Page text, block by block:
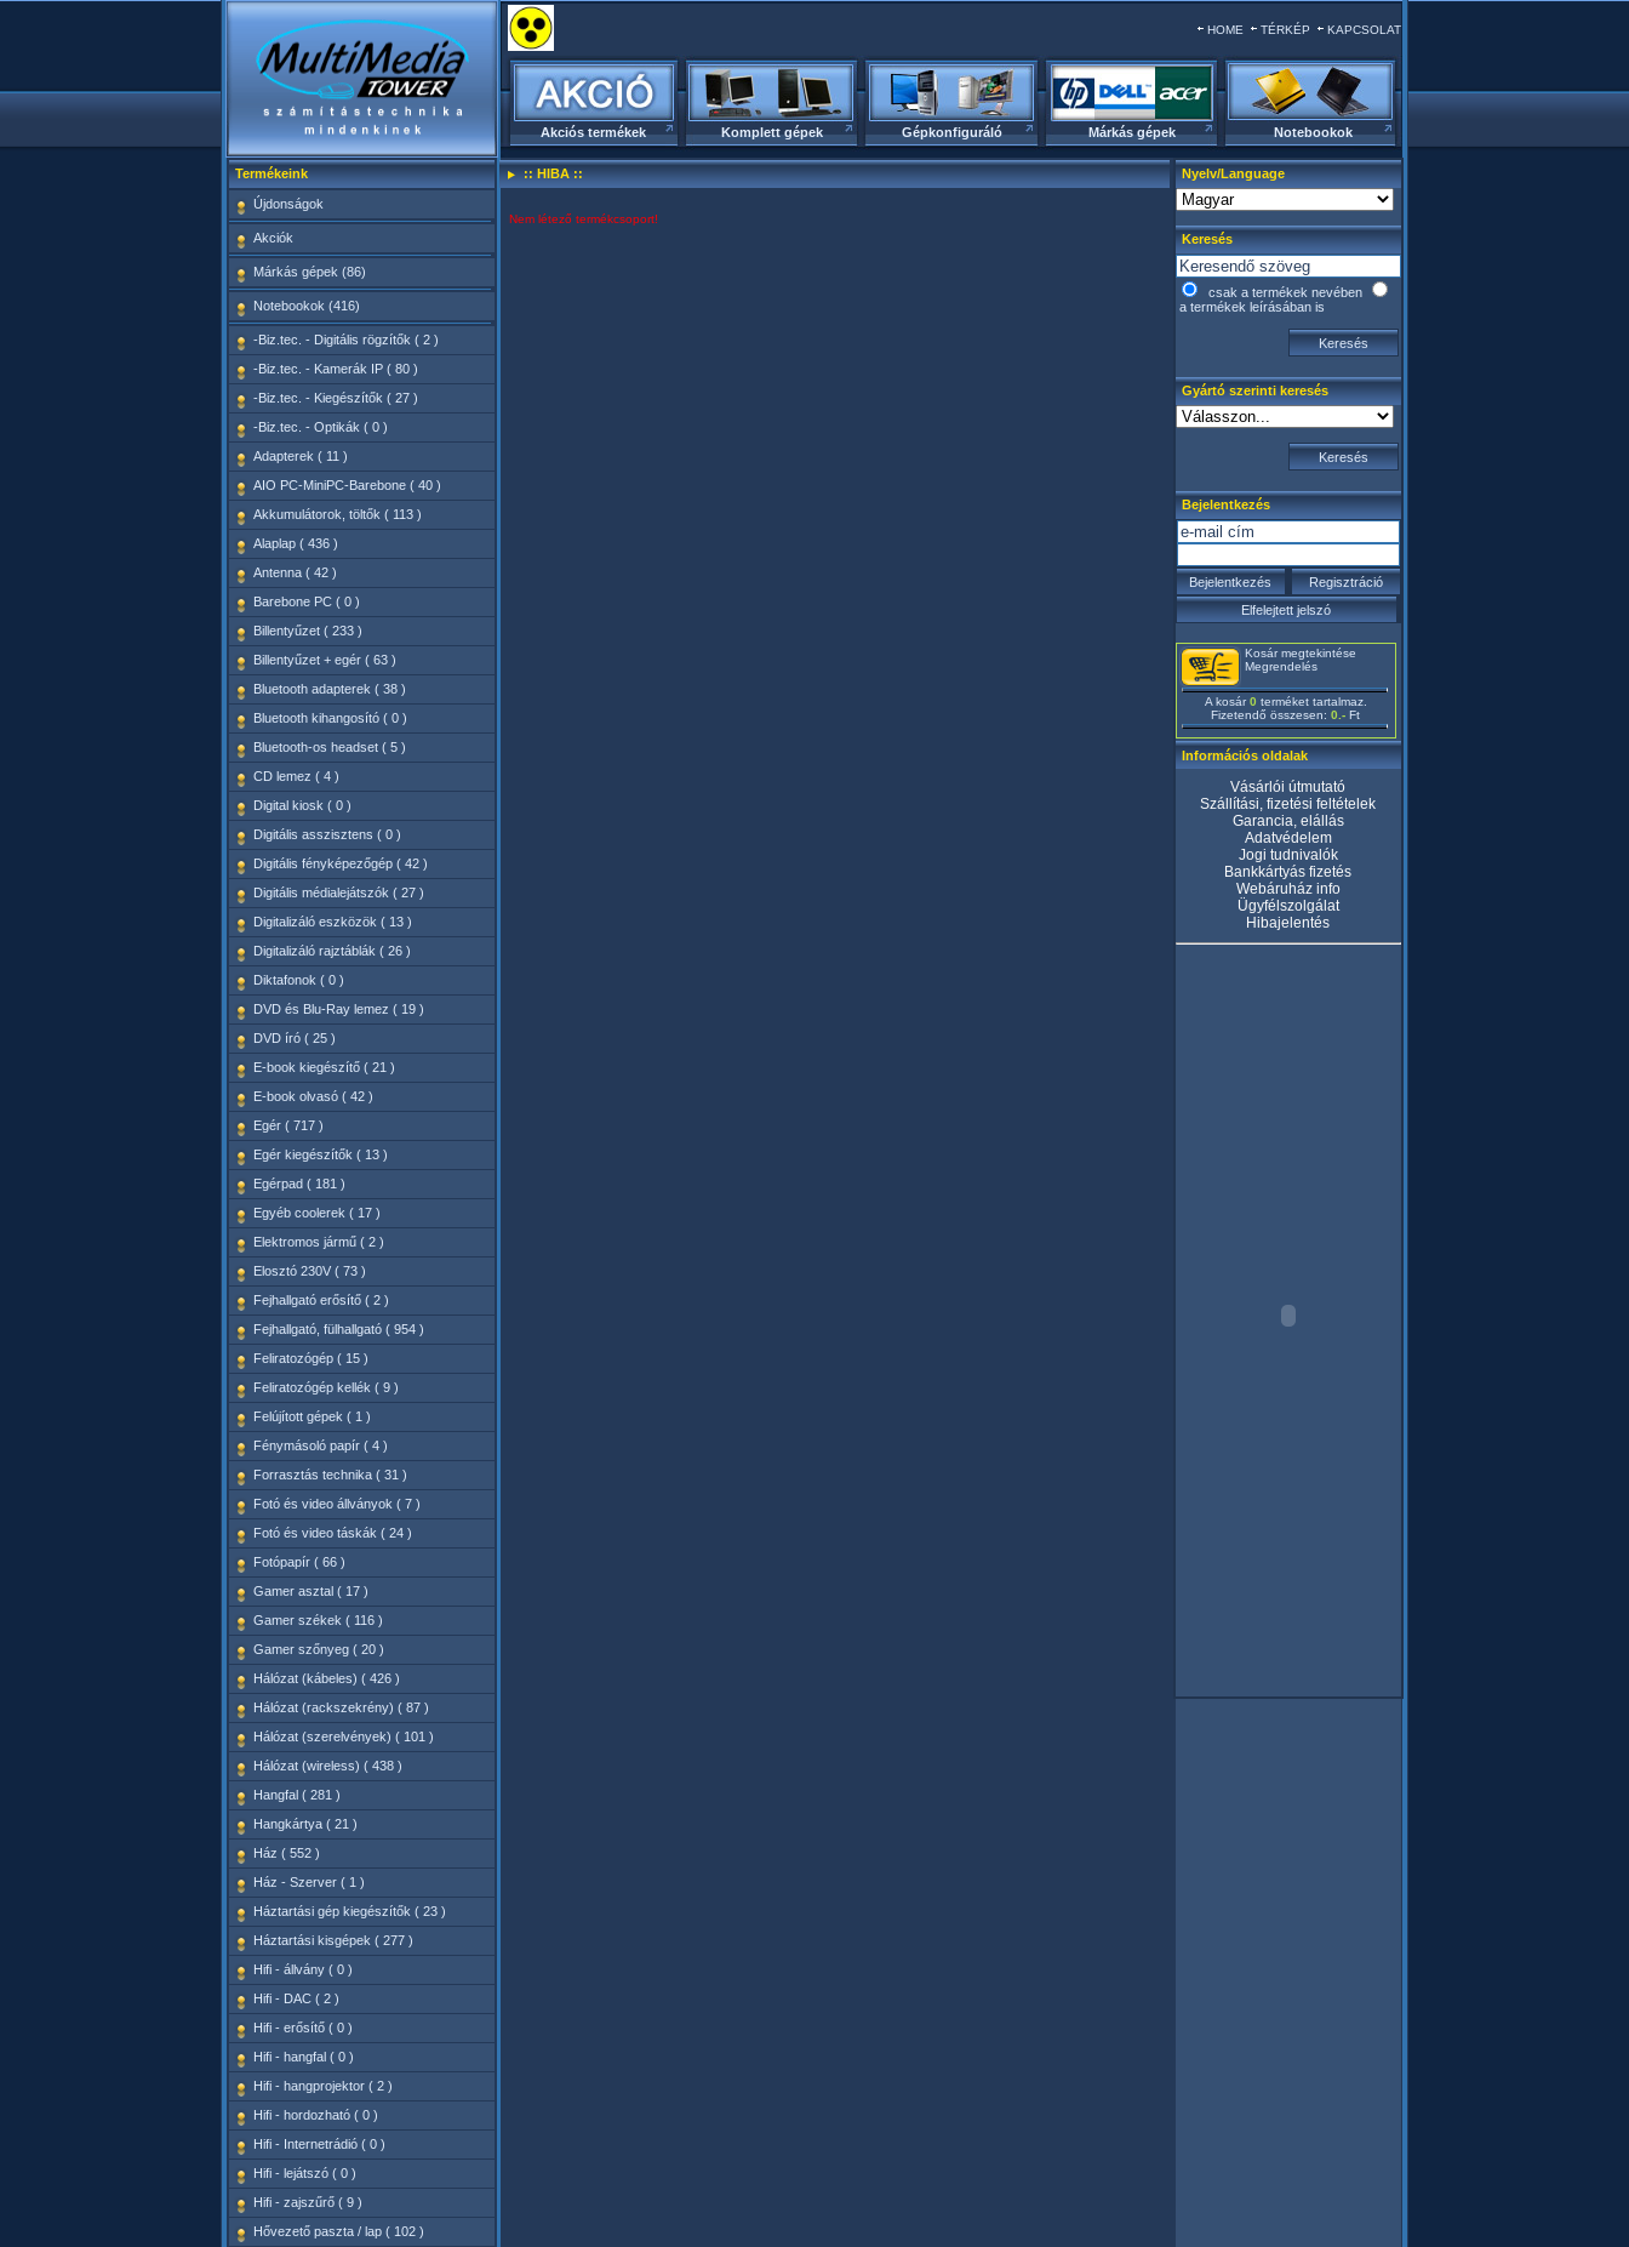
HOME TÉRKÉP KAPCSOLAT
Akciós termékek Komplett gépek Gépkonfiguráló Márkás gépek Notebookok
Termékeink
Újdonságok
Akciók
Márkás gépek (86)
Notebookok (416)
-Biz.tec. - Digitális rögzítők ( 2 )
-Biz.tec. - Kamerák IP ( 80 )
-Biz.tec. - Kiegészítők ( 27 )
-Biz.tec. - Optikák ( 0 )
Adapterek ( 11 )
AIO PC-MiniPC-Barebone ( 40 )
Akkumulátorok, töltők ( 113 )
Alaplap ( 436 )
Antenna ( 42 )
Barebone PC ( 0 )
Billentyűzet ( 233 )
Billentyűzet + egér ( 63 )
Bluetooth adapterek ( 38 )
Bluetooth kihangosító ( 0 )
Bluetooth-os headset ( 5 )
CD lemez ( 4 )
Digital kiosk ( 0 )
Digitális asszisztens ( 0 )
Digitális fényképezőgép ( 42 )
Digitális médialejátszók ( 27 )
Digitalizáló eszközök ( 13 )
Digitalizáló rajztáblák ( 26 )
Diktafonok ( 0 )
DVD és Blu-Ray lemez ( 19 )
DVD író ( 25 )
E-book kiegészítő ( 21 )
E-book olvasó ( 42 )
Egér ( 717 )
Egér kiegészítők ( 13 )
Egérpad ( 181 )
Egyéb coolerek ( 17 )
Elektromos jármű ( 2 )
Elosztó 230V ( 73 )
Fejhallgató erősítő ( 2 )
Fejhallgató, fülhallgató ( 954 )
Feliratozógép ( 15 )
Feliratozógép kellék ( 9 )
Felújított gépek ( 1 )
Fénymásoló papír ( 4 )
Forrasztás technika ( 31 )
Fotó és video állványok ( 7 )
Fotó és video táskák ( 24 )
Fotópapír ( 66 )
Gamer asztal ( 17 )
Gamer székek ( 116 )
Gamer szőnyeg ( 20 )
Hálózat (kábeles) ( 426 )
Hálózat (rackszekrény) ( 87 )
Hálózat (szerelvények) ( 101 )
Hálózat (wireless) ( 438 )
Hangfal ( 281 )
Hangkártya ( 21 )
Ház ( 552 )
Ház - Szerver ( 1 )
Háztartási gép kiegészítők ( 23 )
Háztartási kisgépek ( 277 )
Hifi - állvány ( 0 )
Hifi - DAC ( 2 )
Hifi - erősítő ( 0 )
Hifi - hangfal ( 0 )
Hifi - hangprojektor ( 2 )
Hifi - hordozható ( 0 )
Hifi - Internetrádió ( 0 )
Hifi - lejátszó ( 0 )
Hifi - zajszűrő ( 9 )
Hővezető paszta / lap ( 102 )
:: HIBA ::
Nem létező termékcsoport!
Nyelv/Language
Keresés
csak a termékek nevében
a termékek leírásában is
Gyártó szerinti keresés
Bejelentkezés
Kosár megtekintése
Megrendelés
A kosár0 terméket tartalmaz.
Fizetendő összesen: 0.- Ft
Információs oldalak
Vásárlói útmutató
Szállítási, fizetési feltételek
Garancia, elállás
Adatvédelem
Jogi tudnivalók
Bankkártyás fizetés
Webáruház info
Ügyfélszolgálat
Hibajelentés